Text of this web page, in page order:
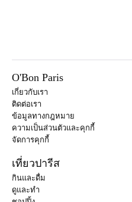
O'Bon Paris
เกี่ยวกับเรา
ติดต่อเรา
ข้อมูลทางกฎหมาย
ความเป็นส่วนตัวและคุกกี้
จัดการคุกกี้
เที่ยวปารีส
กินและดื่ม
ดูและทำ